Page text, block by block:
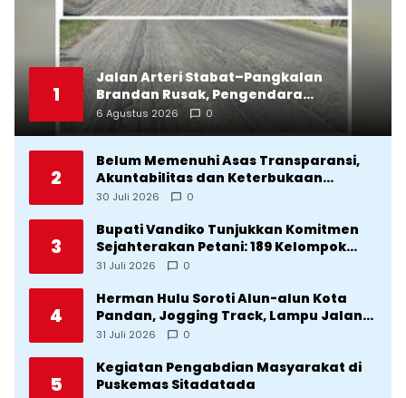
1
Jalan Arteri Stabat–Pangkalan
Brandan Rusak, Pengendara
Terancam Celaka
6 Agustus 2026 0
2
Belum Memenuhi Asas Transparansi,
Akuntabilitas dan Keterbukaan
Informasi, DPRD Tolak Ranperda
2025
30 Juli 2026 0
3
Bupati Vandiko Tunjukkan Komitmen
Sejahterakan Petani: 189 Kelompok
Tani Terima Bibit dan Alsintan
31 Juli 2026 0
4
Herman Hulu Soroti Alun-alun Kota
Pandan, Jogging Track, Lampu Jalan
Lingkar Kota yang Tak Terurus
31 Juli 2026 0
5
Kegiatan Pengabdian Masyarakat di
Puskemas Sitadatada